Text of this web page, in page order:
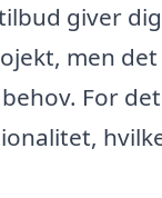
giver
men det
For det